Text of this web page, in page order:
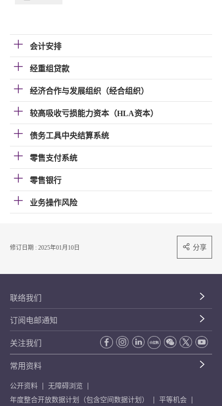
会计安排
经重组贷款
经济合作与发展组织（经合组织）
较高吸收亏损能力资本（HLA资本）
债务工具中央结算系统
零售支付系统
零售银行
业务操作风险
修订日期 : 2025年01月10日 分享
联络我们
订阅电邮通知
关注我们
常用资料
公开资料
无障碍浏览
年度整合开放数据计划（包含空间数据计划）
平等机会